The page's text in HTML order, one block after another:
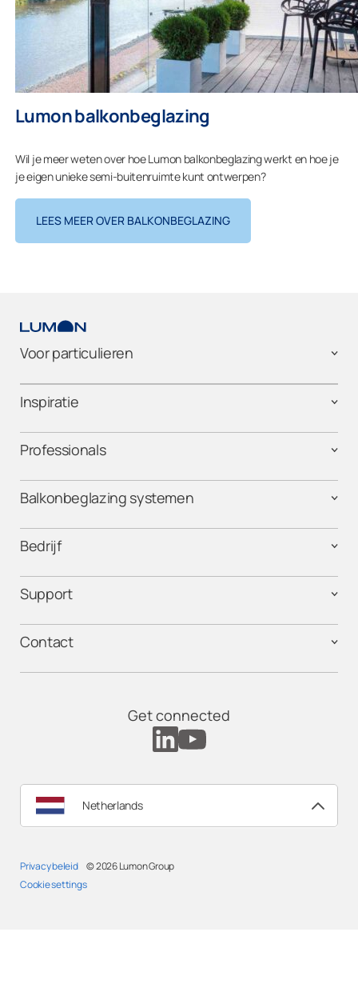
Lumon balkonbeglazing
Wil je meer weten over hoe Lumon balkonbeglazing werkt en hoe je
je eigen unieke semi-buitenruimte kunt ontwerpen?
LEES MEER OVER BALKONBEGLAZING
Voor particulieren
Inspiratie
Professionals
Balkonbeglazing systemen
Bedrijf
Support
Contact
Get connected
Netherlands
Privacy beleid
Cookie settings
© 2026Lumon Group